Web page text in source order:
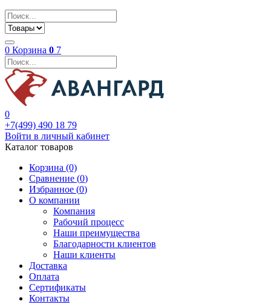
0 Корзина 0 7
0
+7(499) 490 18 79
Войти в личный кабинет
Каталог товаров
Корзина (0)
Сравнение (0)
Избранное (0)
О компании
Компания
Рабочий процесс
Наши преимущества
Благодарности клиентов
Наши клиенты
Доставка
Оплата
Сертификаты
Контакты